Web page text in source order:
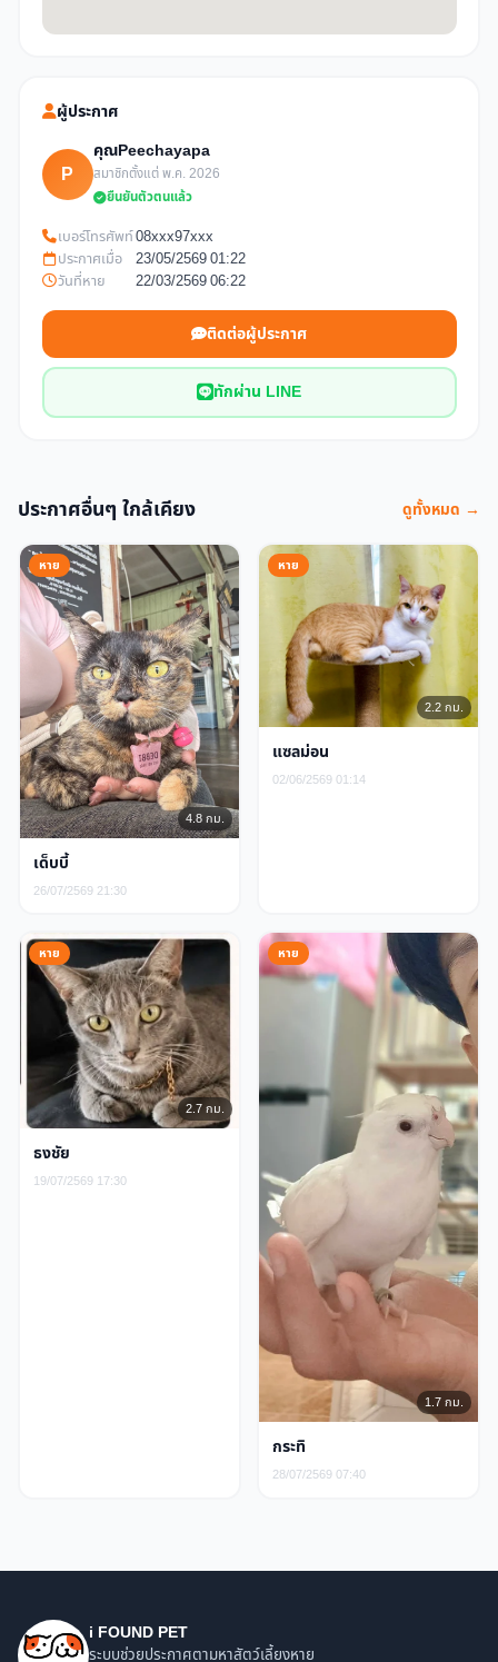
ผู้ประกาศ
P
คุณPeechayapa
สมาชิกตั้งแต่ พ.ค. 2026
ยืนยันตัวตนแล้ว
เบอร์โทรศัพท์08xxx97xxx
ประกาศเมื่อ
23/05/2569 01:22
วันที่หาย
22/03/2569 06:22
ติดต่อผู้ประกาศ
ทักผ่าน LINE
ประกาศอื่นๆ ใกล้เคียง ดูทั้งหมด →
หาย
4.8 กม.
เด็บบี้
26/07/2569 21:30
หาย
2.2 กม.
แซลม่อน
02/06/2569 01:14
หาย
2.7 กม.
ธงชัย
19/07/2569 17:30
หาย
1.7 กม.
กระทิ
28/07/2569 07:40
i FOUND PET
ระบบช่วยประกาศตามหาสัตว์เลี้ยงหาย